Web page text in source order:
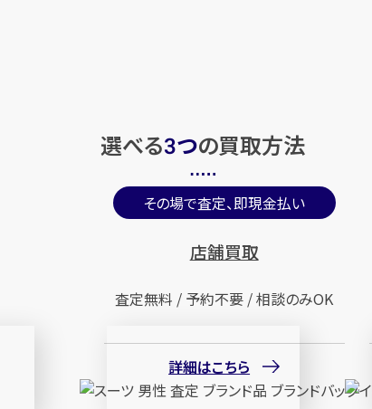
選べる3つの買取方法
その場で査定、即現金払い
店舗買取
査定無料 / 予約不要 / 相談のみOK
詳細はこちら